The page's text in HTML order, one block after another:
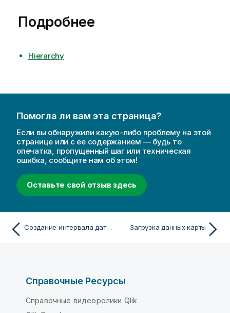
Подробнее
Hierarchy
Помогла ли вам эта страница?
Если вы обнаружили какую-либо проблему на этой
странице или с ее содержанием — будь то
опечатка, пропущенный шаг или техническая
ошибка, сообщите нам об этом!
Оставьте свой отзыв здесь
Создание интервала дат из одиночной даты Загрузка данных карты
Справочные Ресурсы
Справочные видеоролики Qlik